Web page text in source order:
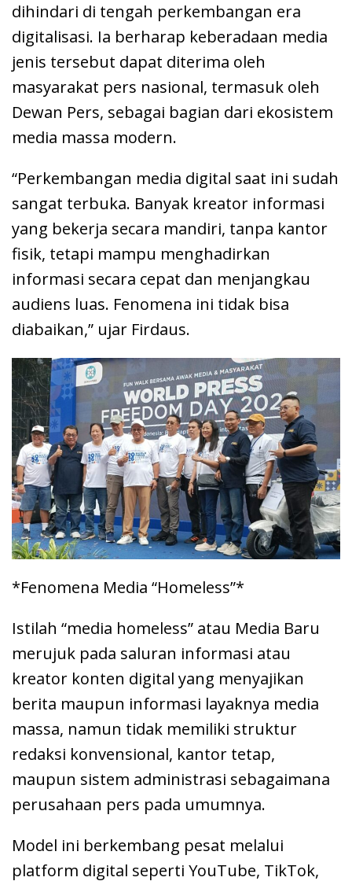
dihindari di tengah perkembangan era
digitalisasi. Ia berharap keberadaan media
jenis tersebut dapat diterima oleh
masyarakat pers nasional, termasuk oleh
Dewan Pers, sebagai bagian dari ekosistem
media massa modern.
“Perkembangan media digital saat ini sudah
sangat terbuka. Banyak kreator informasi
yang bekerja secara mandiri, tanpa kantor
fisik, tetapi mampu menghadirkan
informasi secara cepat dan menjangkau
audiens luas. Fenomena ini tidak bisa
diabaikan,” ujar Firdaus.
*Fenomena Media “Homeless”*
Istilah “media homeless” atau Media Baru
merujuk pada saluran informasi atau
kreator konten digital yang menyajikan
berita maupun informasi layaknya media
massa, namun tidak memiliki struktur
redaksi konvensional, kantor tetap,
maupun sistem administrasi sebagaimana
perusahaan pers pada umumnya.
Model ini berkembang pesat melalui
platform digital seperti YouTube, TikTok,